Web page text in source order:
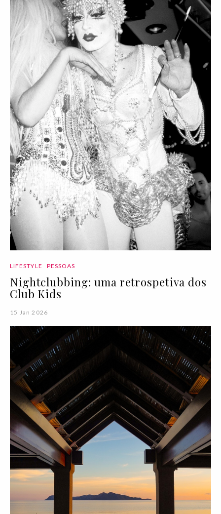
LIFESTYLE PESSOAS
Nightclubbing: uma retrospetiva dos
Club Kids
15 Jan 2026